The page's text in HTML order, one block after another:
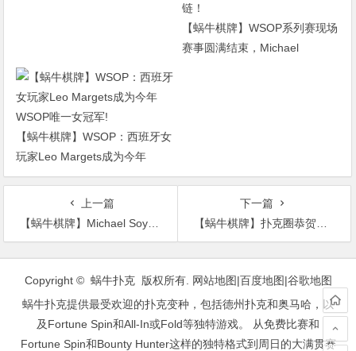
【蜗牛棋牌】WSOP系列赛现场
赛事圆满结束，Michael
【蜗牛棋牌】WSOP：西班牙女
玩家Leo Margets成为今年
WSOP唯一女冠军!
上一篇
【蜗牛棋牌】Michael Soyza斩获APPT韩国站豪客赛冠军
下一篇
【蜗牛棋牌】扑克圈恭贺泰格伍兹赢得大师赛冠军
文
Copyright © 蜗牛扑克 版权所有. 网站地图|百度地图|谷歌地图
蜗牛扑克提供最受欢迎的扑克变种，包括德州扑克和奥马哈，以
及Fortune Spin和All-In或Fold等独特游戏。 从免费比赛和
Fortune Spin和Bounty Hunter这样的独特格式到周日的大满贯赛